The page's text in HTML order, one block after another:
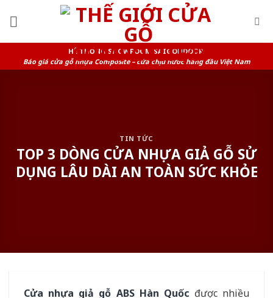
HỆ THỐNG SHOWROOM SAIGONDOOR
Báo giá cửa gỗ nhựa Composite – cửa chịu nước hàng đầu Việt Nam
TIN TỨC
TOP 3 DÒNG CỬA NHỰA GIẢ GỖ SỬ
DỤNG LÂU DÀI AN TOÀN SỨC KHỎE
Cửa nhựa giả gỗ ABS Hàn Quốc được nhiều